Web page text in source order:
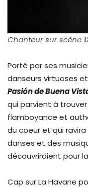
Chanteur sur scène
Porté par ses
danseurs virtuoses
Pasión de Buena
qui parvient à
flamboyance et
du coeur et qui
danses et des
découvriraient pour
Cap sur La Havane